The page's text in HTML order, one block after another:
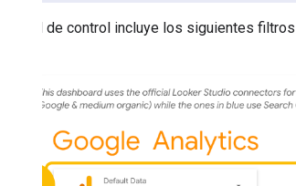
El panel de control incluye los siguientes